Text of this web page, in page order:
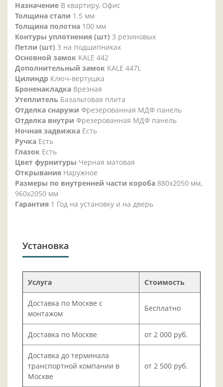
Назначение В квартиру, Офис
Толщина стали 1.5 мм
Толщина полотна 100 мм
Контуры уплотнения (шт) 3 резиновых
Петли (шт) 3 на подшипниках
Основной замок KALE 442
Дополнительный замок KALE 447L
Цилиндр Ключ-вертушка
Броненакладка Врезная
Утеплитель Базальтовая плита
Отделка снаружи Фрезерованная МДФ панель
Отделка внутри Фрезерованная МДФ панель
Ночная задвижка Есть
Ручка Есть
Глазок Есть
Цвет фурнитуры Черная матовая
Открывания Наружное
Размеры по внутренней части короба 880х2050 мм,
960х2050 мм
Гарантия 1 Год на установку и на дверь
Установка
Услуга Стоимость
Доставка по Москве с
монтажом
Бесплатно
Доставка по Москве от 2 000 руб.
Доставка до терминала
транспортной компании в
Москве
от 2 500 руб.